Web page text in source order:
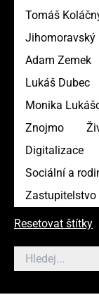
Tomáš
Jihomoravský
Adam Zemek
Lukáš Dubec
Monika
Znojmo
Digitalizace
Sociální a
Zastupitelstvo
Resetovat štítky